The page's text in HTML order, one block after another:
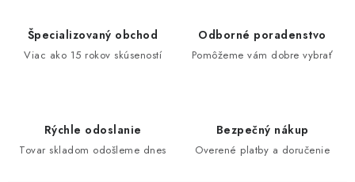
Špecializovaný obchod
Viac ako 15 rokov skúseností
Odborné poradenstvo
Pomôžeme vám dobre vybrať
Rýchle odoslanie
Tovar skladom odošleme dnes
Bezpečný nákup
Overené platby a doručenie